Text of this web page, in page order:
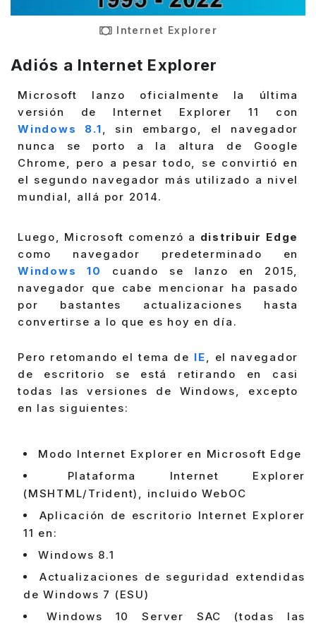
Internet Explorer
Adiós a Internet Explorer
Microsoft lanzo oficialmente la última
versión de Internet Explorer 11 con
Windows 8.1 , sin embargo, el navegador
nunca se porto a la altura de Google
Chrome, pero a pesar todo, se convirtió en
el segundo navegador más utilizado a nivel
mundial, allá por 2014.
Luego, Microsoft comenzó a distribuir Edge
como navegador predeterminado en
Windows 10
cuando se lanzo en 2015,
navegador que cabe mencionar ha pasado
por bastantes actualizaciones hasta
convertirse a lo que es hoy en día.
Pero retomando el tema de IE , el navegador
de escritorio se está retirando en casi
todas las versiones de Windows, excepto
en las siguientes:
Modo Internet Explorer en Microsoft Edge
Plataforma Internet Explorer
(MSHTML/Trident), incluido WebOC
Aplicación de escritorio Internet Explorer
11 en:
Windows 8.1
Actualizaciones de seguridad extendidas
de Windows 7 (ESU)
Windows 10 Server SAC (todas las